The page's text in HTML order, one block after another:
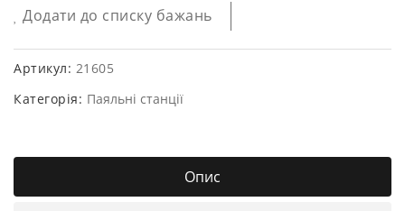
Додати до списку бажань
Артикул: 21605
Категорія: Паяльні станції
Опис